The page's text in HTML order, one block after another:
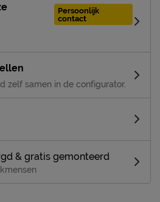
Persoonlijk
contact
zelf samen in de configurator.
& gratis gemonteerd